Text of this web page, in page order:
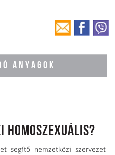
ANYAGOK
segítő nemzetközi szervezet